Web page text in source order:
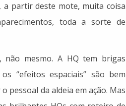
partir deste mote, muita coisa
toda a sorte de
mesmo. A HQ tem brigas
“efeitos espaciais” são bem
pessoal da aldeia em ação. Mas